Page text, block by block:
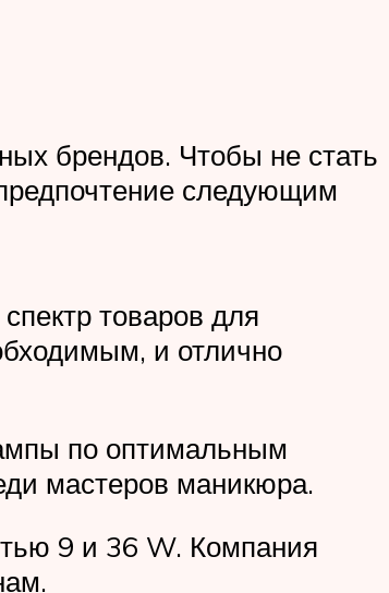
брендов. Чтобы не стать
следующим
товаров для
и отлично
по оптимальным
мастеров маникюра.
9 и 36 W. Компания